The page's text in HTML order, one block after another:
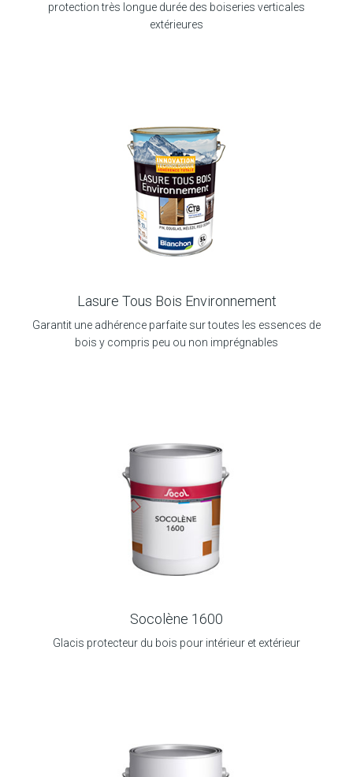
protection très longue durée des boiseries verticales
extérieures
Lasure Tous Bois Environnement
Garantit une adhérence parfaite sur toutes les essences de
bois y compris peu ou non imprégnables
Socolène 1600
Glacis protecteur du bois pour intérieur et extérieur